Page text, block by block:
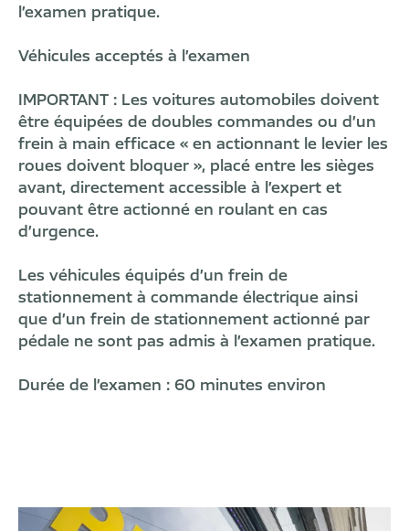
l’examen pratique.
Véhicules acceptés à l’examen
IMPORTANT : Les voitures automobiles doivent
être équipées de doubles commandes ou d’un
frein à main efficace « en actionnant le levier les
roues doivent bloquer », placé entre les sièges
avant, directement accessible à l’expert et
pouvant être actionné en roulant en cas
d’urgence.
Les véhicules équipés d’un frein de
stationnement à commande électrique ainsi
que d’un frein de stationnement actionné par
pédale ne sont pas admis à l’examen pratique.
Durée de l’examen : 60 minutes environ